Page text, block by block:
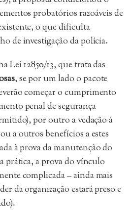
probatórios razoáveis de
o que dificulta
de investigação da polícia.
Lei 12850/13, que trata das
, se por um lado o pacote
começar o cumprimento
penal de segurança
por outro a vedação à
a outros benefícios a estes
à prova da manutenção do
prática, a prova do vínculo
complicada – ainda mais
da organização estará preso e